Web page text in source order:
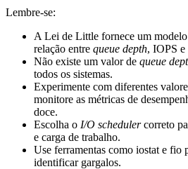
Lembre-se:
A Lei de Little fornece um
relação entre queue depth, IOPS e
Não existe um valor de queue
todos os sistemas.
Experimente com diferentes
monitore as métricas de
doce.
Escolha o I/O schedulercorreto
e carga de trabalho.
Use ferramentas como iostat e fio
identificar gargalos.